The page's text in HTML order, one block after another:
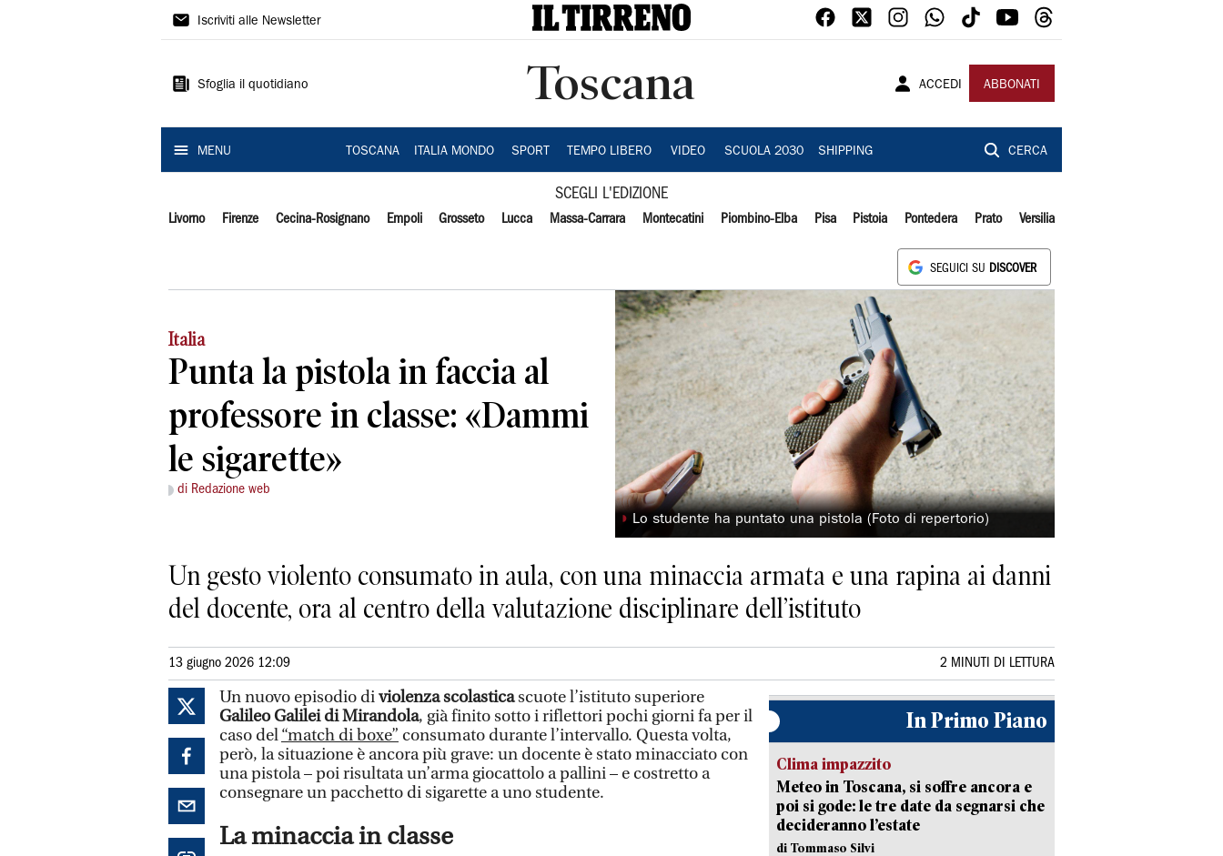
Il
Iscriviti alle Newsletter
Sfoglia il quotidiano Toscana ACCEDI ABBONATI
MENU TOSCANA ITALIA MONDO SPORT TEMPO LIBERO VIDEO SCUOLA 2030 SHIPPING CERCA
SCEGLI L'EDIZIONE
Livorno Firenze Cecina-Rosignano Empoli Grosseto Lucca Massa-Carrara Montecatini Piombino-Elba Pisa Pistoia Pontedera Prato Versilia
SEGUICI SU DISCOVER
Italia
Punta la pistola in faccia al
professore in classe: «Dammi
le sigarette»
di Redazione web
◗ Lo studente ha puntato una pistola (Foto di repertorio)
Un gesto violento consumato in aula, con una minaccia armata e una rapina ai danni
del docente, ora al centro della valutazione disciplinare dell’istituto
13 giugno 2026 12:09 2 MINUTI DI LETTURA
Un nuovo episodio diviolenza scolasticascuote l’istituto superiore
Galileo Galilei di Mirandola, già finito sotto i riflettori pochi giorni fa per il
caso del“match di boxe” consumato durante l’intervallo. Questa volta,
però, la situazione è ancora più grave: un docente è stato minacciato con
una pistola – poi risultata un’arma giocattolo a pallini – e costretto a
consegnare un pacchetto di sigarette a uno studente.
La minaccia in classe
In Primo Piano
Clima impazzito
Meteo in Toscana, si soffre ancora e
poi si gode: le tre date da segnarsi che
decideranno l’estate
di Tommaso Silvi